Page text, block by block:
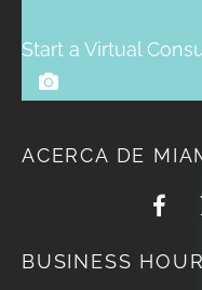
Start a Virtual
ACERCA DE
BUSINESS